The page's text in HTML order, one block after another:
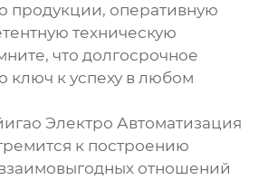
продукции, оперативную
техническую
что долгосрочное
ключ к успеху в любом
Электро Автоматизация
к построению
отношений